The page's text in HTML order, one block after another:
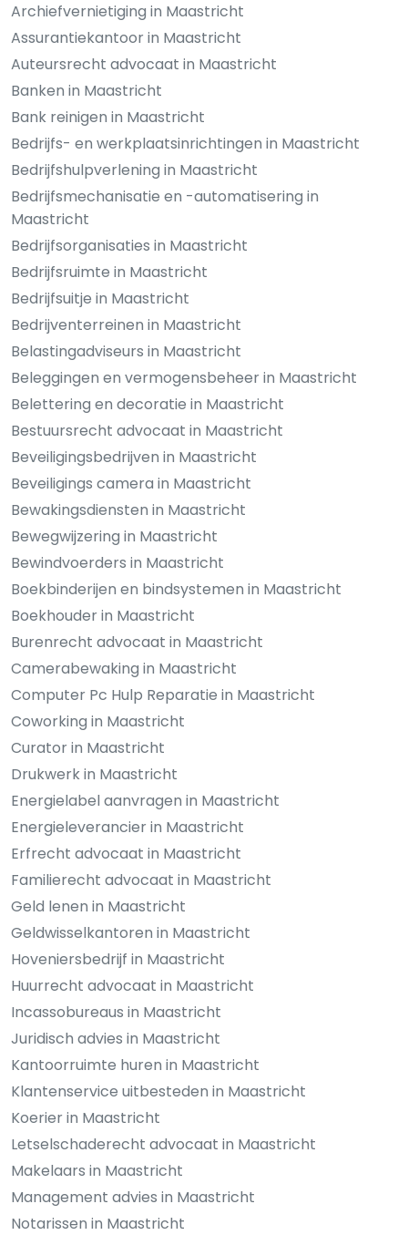
Archiefvernietiging in Maastricht
Assurantiekantoor in Maastricht
Auteursrecht advocaat in Maastricht
Banken in Maastricht
Bank reinigen in Maastricht
Bedrijfs- en werkplaatsinrichtingen in Maastricht
Bedrijfshulpverlening in Maastricht
Bedrijfsmechanisatie en -automatisering in
Maastricht
Bedrijfsorganisaties in Maastricht
Bedrijfsruimte in Maastricht
Bedrijfsuitje in Maastricht
Bedrijventerreinen in Maastricht
Belastingadviseurs in Maastricht
Beleggingen en vermogensbeheer in Maastricht
Belettering en decoratie in Maastricht
Bestuursrecht advocaat in Maastricht
Beveiligingsbedrijven in Maastricht
Beveiligings camera in Maastricht
Bewakingsdiensten in Maastricht
Bewegwijzering in Maastricht
Bewindvoerders in Maastricht
Boekbinderijen en bindsystemen in Maastricht
Boekhouder in Maastricht
Burenrecht advocaat in Maastricht
Camerabewaking in Maastricht
Computer Pc Hulp Reparatie in Maastricht
Coworking in Maastricht
Curator in Maastricht
Drukwerk in Maastricht
Energielabel aanvragen in Maastricht
Energieleverancier in Maastricht
Erfrecht advocaat in Maastricht
Familierecht advocaat in Maastricht
Geld lenen in Maastricht
Geldwisselkantoren in Maastricht
Hoveniersbedrijf in Maastricht
Huurrecht advocaat in Maastricht
Incassobureaus in Maastricht
Juridisch advies in Maastricht
Kantoorruimte huren in Maastricht
Klantenservice uitbesteden in Maastricht
Koerier in Maastricht
Letselschaderecht advocaat in Maastricht
Makelaars in Maastricht
Management advies in Maastricht
Notarissen in Maastricht